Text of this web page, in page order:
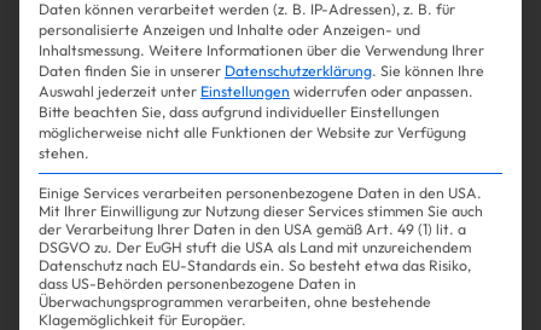
einen neuen Favoriten – vom
gleichen Label!
Mehr lesen
Daten können verarbeitet werden (z. B. IP-Adressen), z. B. für
personalisierte Anzeigen und Inhalte oder Anzeigen- und
Inhaltsmessung. Weitere Informationen über die Verwendung Ihrer
Daten finden Sie in unserer Datenschutzerklärung. Sie können Ihre
Auswahl jederzeit unter Einstellungen widerrufen oder anpassen.
Bitte beachten Sie, dass aufgrund individueller Einstellungen
möglicherweise nicht alle Funktionen der Website zur Verfügung
stehen.
Einige Services verarbeiten personenbezogene Daten in den USA.
Mit Ihrer Einwilligung zur Nutzung dieser Services stimmen Sie auch
der Verarbeitung Ihrer Daten in den USA gemäß Art. 49 (1) lit. a
DSGVO zu. Der EuGH stuft die USA als Land mit unzureichendem
Datenschutz nach EU-Standards ein. So besteht etwa das Risiko,
dass US-Behörden personenbezogene Daten in
Überwachungsprogrammen verarbeiten, ohne bestehende
Klagemöglichkeit für Europäer.